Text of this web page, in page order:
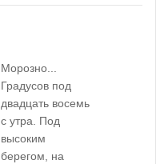
Морозно...
Градусов под
двадцать восемь
с утра. Под
высоким
берегом, на